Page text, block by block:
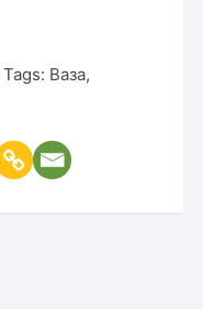
Tags: Ваза,